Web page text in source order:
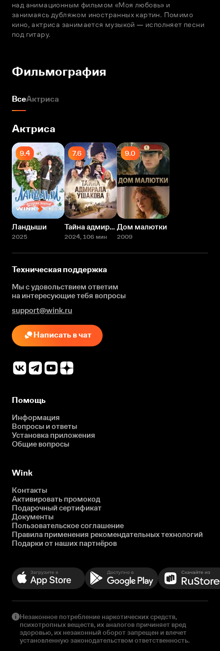
над анимационным фильмом «Моя любовь» и
занимаясь дубляжом иностранных картин. Помимо
кино, актриса занимается музыкой — исполняет песни
Фильмография
ВсеАктриса
Актриса
9.4
Ландыши
2025
7.6
Тайна адмирала Ушакова
2024, 106 мин
9.0
Дом малютки
2009
Техническая поддержка
Мы с удовольствием ответим
на интересующиетебя вопросы
support@wink.ru
Написать в чат
Помощь
Информация
Вопросы и ответы
Установка приложения
Общие вопросы
Wink
Контакты
Активировать промокод
Подарочный сертификат
Документы
Пользовательское соглашение
Правила применения рекомендательных технологий
Подарки от наших партнёров
Незаконное потребление наркотических средств,
психотропных веществ, их аналогов причиняет вред
здоровью, их незаконный оборот запрещен и влечет
установленную законодательством ответственность.